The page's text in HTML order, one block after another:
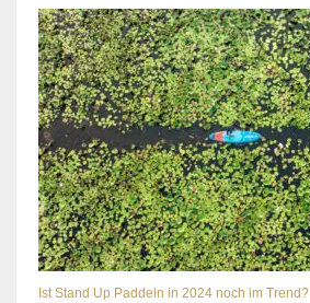
Ist Stand Up Paddeln in 2024 noch im Trend?